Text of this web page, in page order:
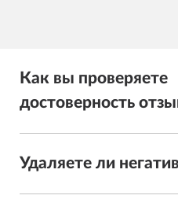
Как вы проверяете
достоверность
Удаляете ли